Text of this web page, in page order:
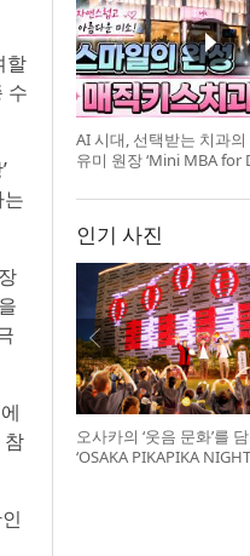
할
수
참
AI 시대, 선택받는 치과
유미 원장 ‘Mini MBA for
인기 사진
오사카의 ‘웃음 문화’를
‘OSAKA PIKAPIKA